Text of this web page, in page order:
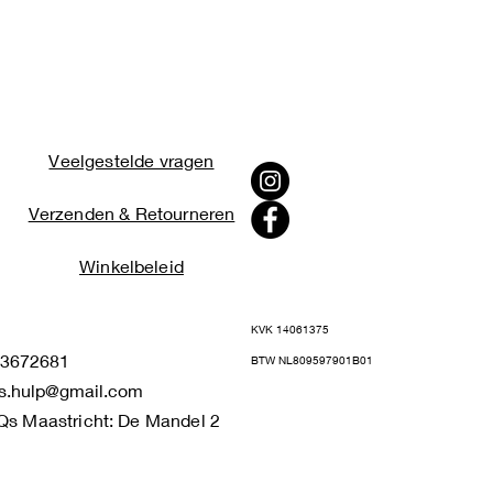
KVK 14061375
BTW NL809597901B01
Veelgestelde vragen
Verzenden & Retourneren
Winkelbeleid
Maastricht: De Mandel 2